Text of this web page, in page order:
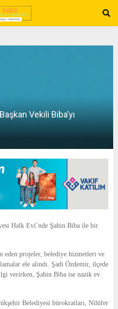
Vekili Biba’yı
Halk Evi’nde Şahin Biba ile bir
eden projeler, belediye hizmetleri ve
ele alındı. Şadi Özdemir, ilçede
verirken, Şahin Biba ise nazik ev
Belediyesi bürokratları, Nilüfer